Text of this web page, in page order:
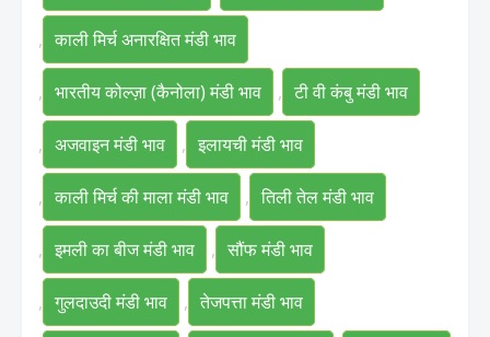
, काली मिर्च अनारक्षित मंडी भाव
, भारतीय कोल्ज़ा (कैनोला) मंडी भाव , टी वी कंबु मंडी भाव
, अजवाइन मंडी भाव , इलायची मंडी भाव
, काली मिर्च की माला मंडी भाव , तिली तेल मंडी भाव
, इमली का बीज मंडी भाव , सौंफ मंडी भाव
, गुलदाउदी मंडी भाव , तेजपत्ता मंडी भाव